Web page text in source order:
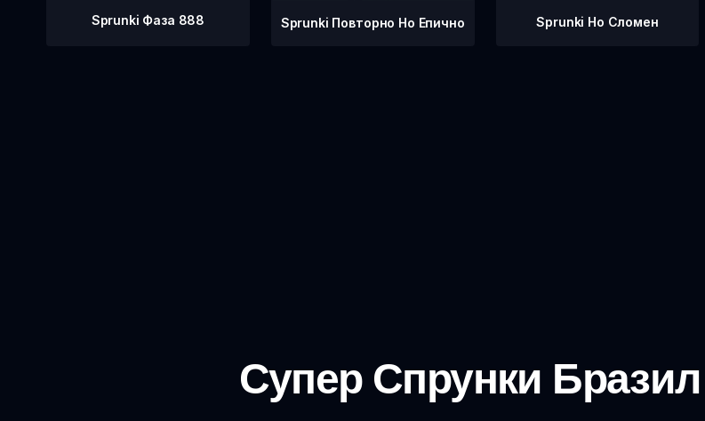
Sprunki Фаза 888 Sprunki Повторно Но Епично Sprunki Но Сломен
Супер Спрунки Бразил